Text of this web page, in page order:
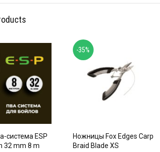
система ESP
32 mm 8 m
Ножницы Fox Edges Carp
Braid Blade XS
-35%